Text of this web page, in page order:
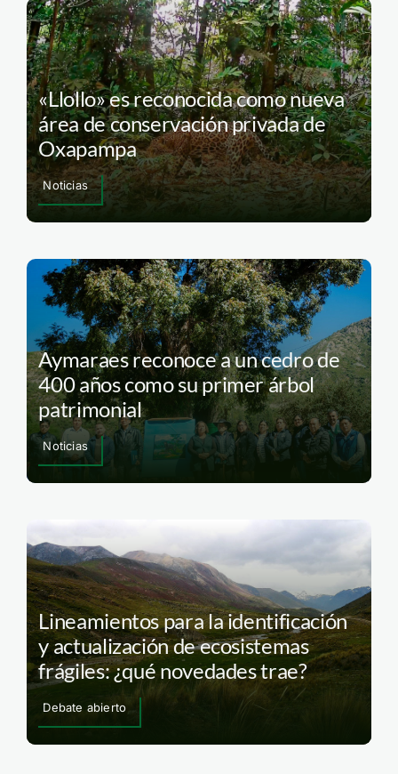
«Llollo» es reconocida como nueva
área de conservación privada de
Oxapampa
Noticias
Aymaraes reconoce a un cedro de
400 años como su primer árbol
patrimonial
Noticias
Lineamientos para la identificación
y actualización de ecosistemas
frágiles: ¿qué novedades trae?
Debate abierto